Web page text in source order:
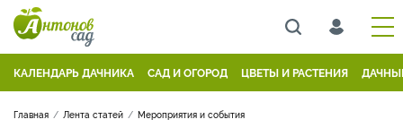
КАЛЕНДАРЬ ДАЧНИКА САД И ОГОРОД ЦВЕТЫ И РАСТЕНИЯ
Главная Лента статей Мероприятия и события